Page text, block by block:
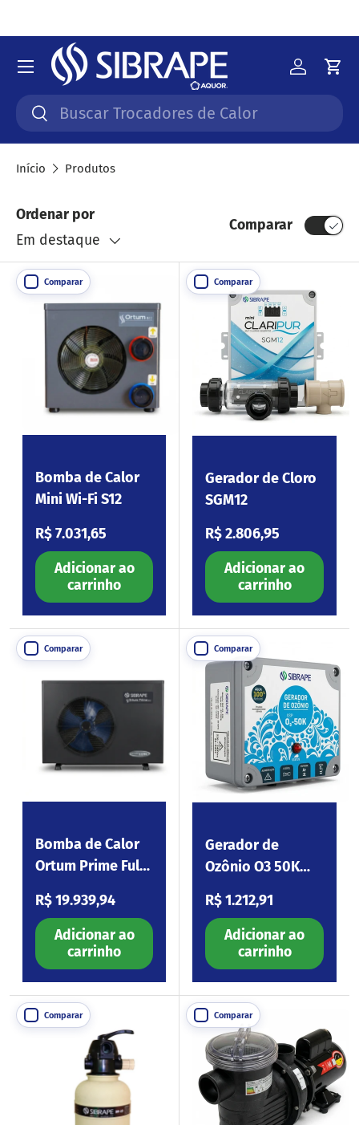
Ir para o conteúdo
Pesquisar
Pesquisar
Iniciar
Menu
Início Produtos
Ordenar por
Em destaque
Comparar
Comparar
Bomba de Calor
Mini Wi-Fi S12
Preço normal
R$ 7.031,65
Adicionar ao
carrinho
Comparar
Gerador de Cloro
SGM12
Preço normal
R$ 2.806,95
Adicionar ao
carrinho
Comparar
Bomba de Calor
Ortum Prime Full
Preço normal
R$ 19.939,94
Adicionar ao
carrinho
Comparar
Gerador de
Ozônio O3 50K
Venturi)
Preço normal
R$ 1.212,91
Adicionar ao
carrinho
Comparar Comparar